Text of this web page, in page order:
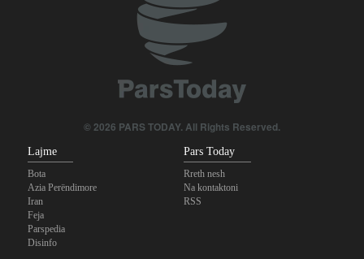
© 2026 PARS TODAY. All Rights Reserved.
Lajme
Bota
Azia Perëndimore
Iran
Feja
Parspedia
Disinfo
Pars Today
Rreth nesh
Na kontaktoni
RSS